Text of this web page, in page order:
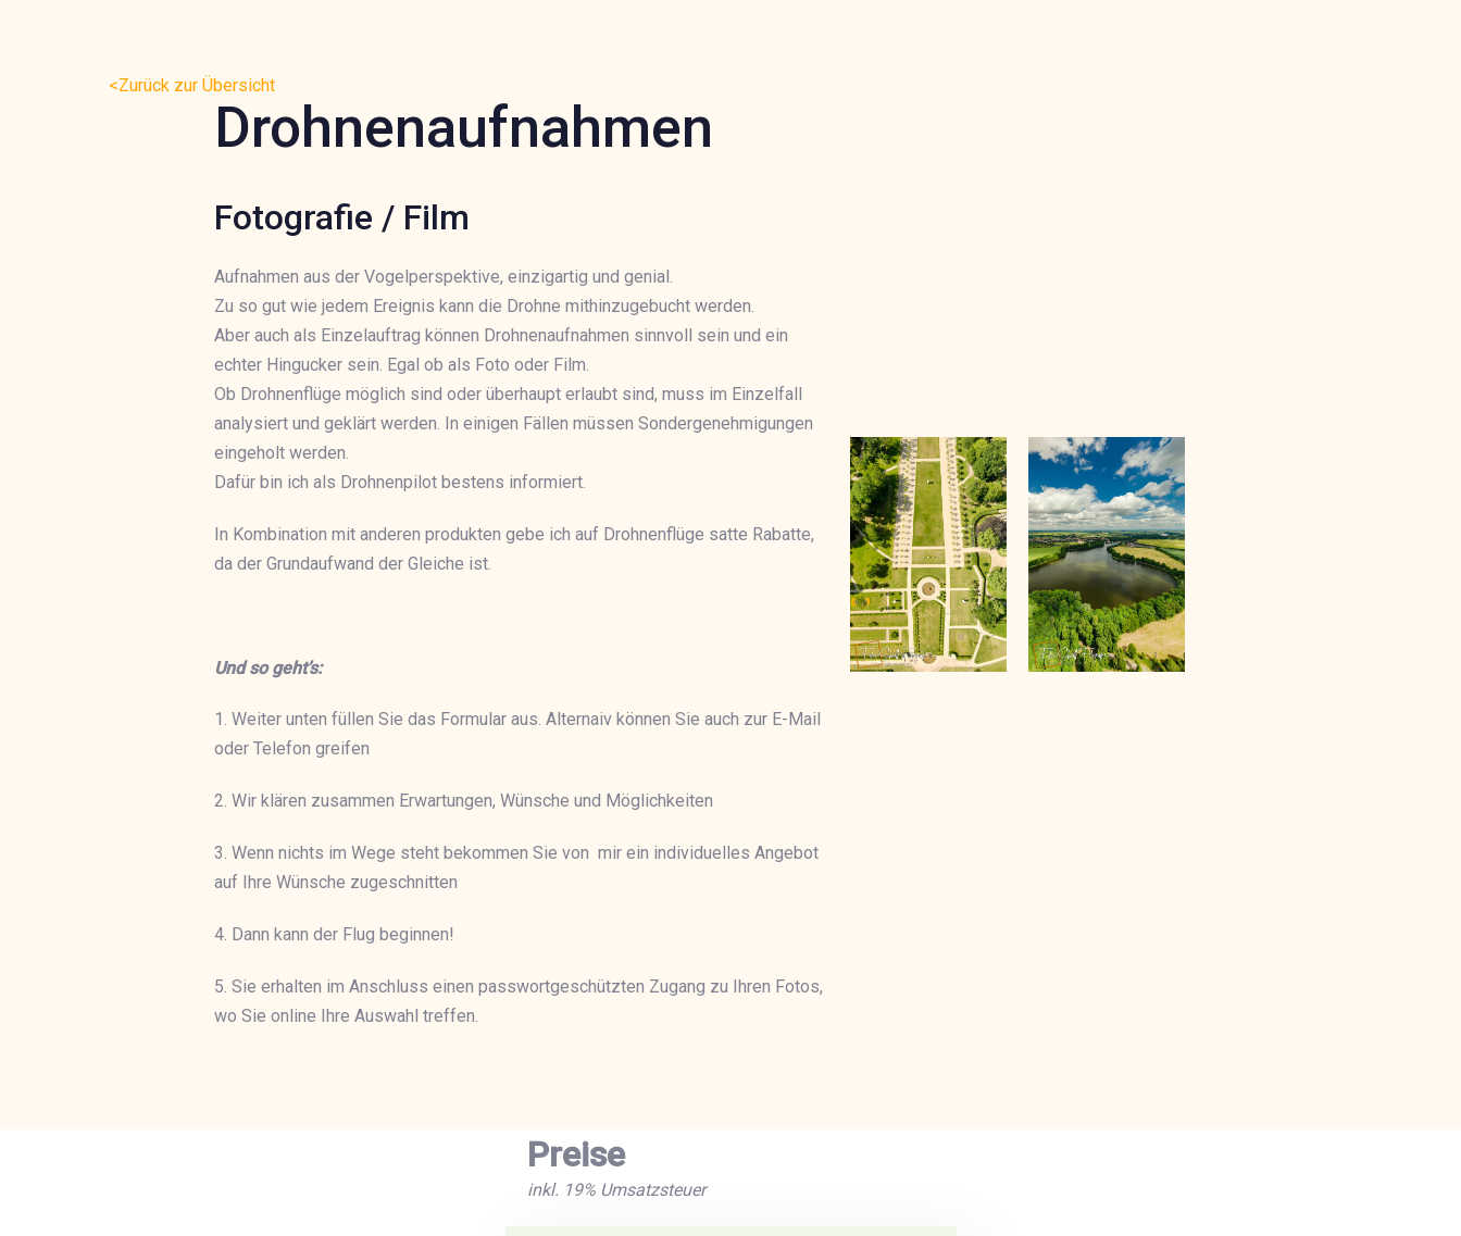
<Zurück zur Übersicht
Drohnenaufnahmen
Fotografie / Film
Aufnahmen aus der Vogelperspektive, einzigartig und genial.
Zu so gut wie jedem Ereignis kann die Drohne mithinzugebucht werden.
Aber auch als Einzelauftrag können Drohnenaufnahmen sinnvoll sein und ein
echter Hingucker sein. Egal ob als Foto oder Film.
Ob Drohnenflüge möglich sind oder überhaupt erlaubt sind, muss im Einzelfall
analysiert und geklärt werden. In einigen Fällen müssen Sondergenehmigungen
eingeholt werden.
Dafür bin ich als Drohnenpilot bestens informiert.
In Kombination mit anderen produkten gebe ich auf Drohnenflüge satte Rabatte,
da der Grundaufwand der Gleiche ist.
Und so geht’s:
1. Weiter unten füllen Sie das Formular aus. Alternaiv können Sie auch zur E-Mail
oder Telefon greifen
2. Wir klären zusammen Erwartungen, Wünsche und Möglichkeiten
3. Wenn nichts im Wege steht bekommen Sie von mir ein individuelles Angebot
auf Ihre Wünsche zugeschnitten
4. Dann kann der Flug beginnen!
5. Sie erhalten im Anschluss einen passwortgeschützten Zugang zu Ihren Fotos,
wo Sie online Ihre Auswahl treffen.
Preise
inkl. 19% Umsatzsteuer